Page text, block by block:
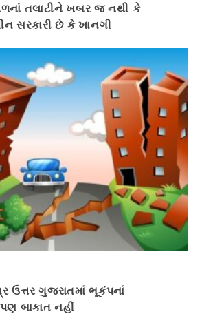
તલાટીને ખબર જ નથી કે
સરકારી છે કે ખાનગી
ઉત્તર ગુજરાતમાં ભૂકંપનાં
બાકાત નહીં